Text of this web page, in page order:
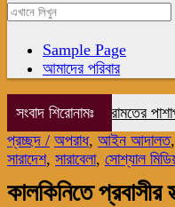
Sample Page
আমাদের পরিবার
সংবাদ শিরোনামঃ
রাষ্ট্র মেরামতের
প্রচ্ছদ / অপরাধ, আইন আদালত,
সারাদেশ, সারাবেলা, সোশ্যাল
কালকিনিতে প্রবাসীর